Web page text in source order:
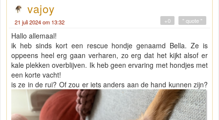
vajoy
21 juli 2024 om 13:32 " quote "
+0
Hallo allemaal!
ik heb sinds kort een rescue hondje genaamd Bella. Ze is
oppeens heel erg gaan verharen, zo erg dat het kijkt alsof er
kale plekken overblijven. Ik heb geen ervaring met hondjes met
een korte vacht!
is ze in de rui? Of zou er iets anders aan de hand kunnen zijn?